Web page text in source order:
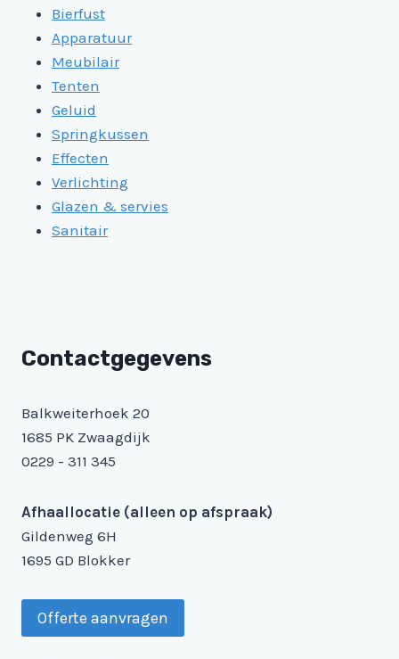
Bierfust
Apparatuur
Meubilair
Tenten
Geluid
Springkussen
Effecten
Verlichting
Glazen & servies
Sanitair
Contactgegevens
Balkweiterhoek 20
1685 PK Zwaagdijk
0229 - 311 345
Afhaallocatie (alleen op afspraak)
Gildenweg 6H
1695 GD Blokker
Offerte aanvragen